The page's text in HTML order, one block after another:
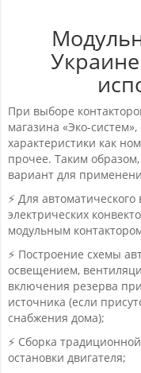
При выборе
магазина «Эко-
характеристики как
прочее. Таким
вариант для
⚡ Для
электрических
модульным
⚡ Построение схемы
освещением,
включения резерва
источника (если
снабжения дома);
⚡ Сборка
остановки двигателя;